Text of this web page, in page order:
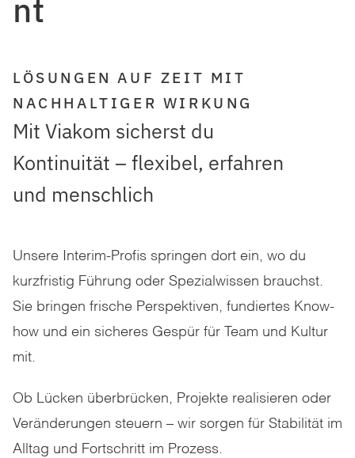
nt
LÖSUNGEN AUF ZEIT MIT
NACHHALTIGER WIRKUNG
Mit Viakom sicherst du
Kontinuität – flexibel, erfahren
und menschlich
Unsere Interim-Profis springen dort ein, wo du
kurzfristig Führung oder Spezialwissen brauchst.
Sie bringen frische Perspektiven, fundiertes Know-
how und ein sicheres Gespür für Team und Kultur
mit.
Ob Lücken überbrücken, Projekte realisieren oder
Veränderungen steuern – wir sorgen für Stabilität im
Alltag und Fortschritt im Prozess.